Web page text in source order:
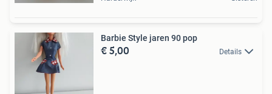
Barbie Style jaren 90 pop
€ 5,00 Details